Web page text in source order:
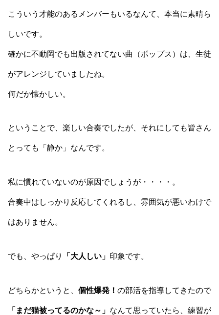
こういう才能のあるメンバーもいるなんて、本当に素晴ら
しいです。
確かに不動岡でも出版されてない曲（ポップス）は、生徒
がアレンジしていましたね。
何だか懐かしい。
ということで、楽しい合奏でしたが、それにしても皆さん
とっても「静か」なんです。
私に慣れていないのが原因でしょうが・・・・。
合奏中はしっかり反応してくれるし、雰囲気が悪いわけで
はありません。
でも、やっぱり 「大人しい」 印象です。
どちらかというと、 個性爆発！ の部活を指導してきたので
「まだ猫被ってるのかな～」 なんて思っていたら、練習が